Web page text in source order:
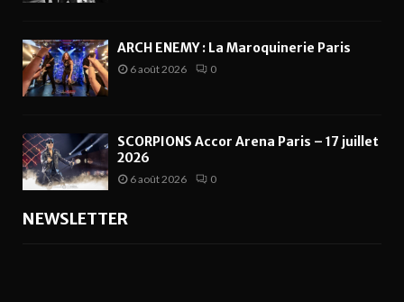
ARCH ENEMY : La Maroquinerie Paris
6 août 2026 0
SCORPIONS Accor Arena Paris – 17 juillet
2026
6 août 2026 0
NEWSLETTER